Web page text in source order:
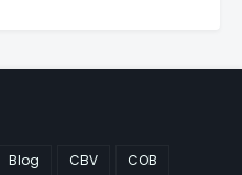
Blog CBV
COB